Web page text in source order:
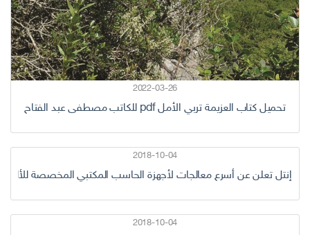
2022-03-26
تحميل كتاب العزيمة تربي الأمل pdf للكاتب مصطفى عبد الفتاح
2018-10-04
إنتل تعلن عن أسرع معالجات لأجهزة الحاسب المكتبي المخصصة
2018-10-04